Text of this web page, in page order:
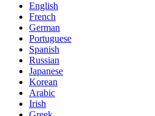
English
French
German
Portuguese
Spanish
Russian
Japanese
Korean
Arabic
Irish